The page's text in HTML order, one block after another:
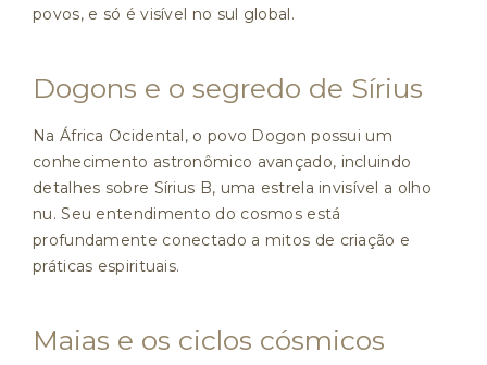
povos, e só é visível no sul global.
Dogons e o segredo de Sírius
Na África Ocidental, o povo Dogon possui um
conhecimento astronômico avançado, incluindo
detalhes sobre Sírius B, uma estrela invisível a olho
nu. Seu entendimento do cosmos está
profundamente conectado a mitos de criação e
práticas espirituais.
Maias e os ciclos cósmicos